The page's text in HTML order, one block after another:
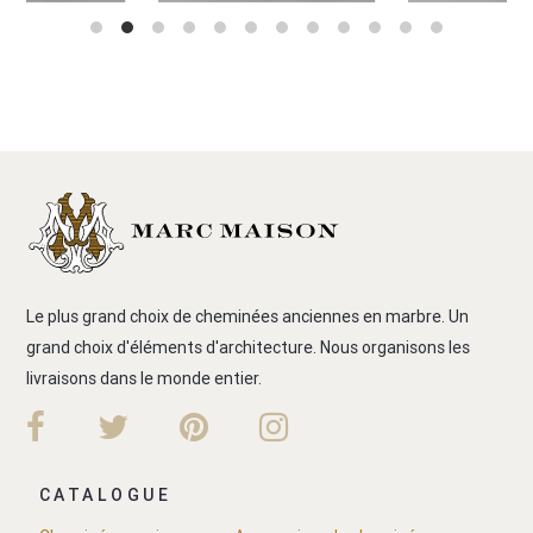
Le plus grand choix de cheminées anciennes en marbre. Un
grand choix d'éléments d'architecture. Nous organisons les
livraisons dans le monde entier.
CATALOGUE